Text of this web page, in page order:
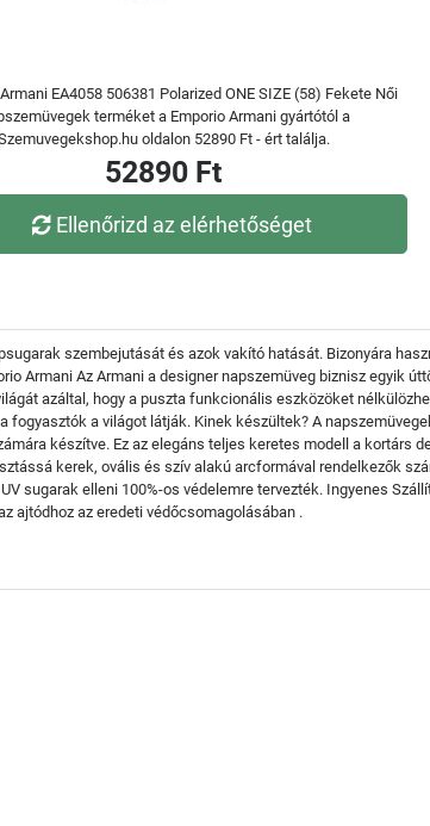
EA4058 506381 Polarized ONE SIZE (58) Fekete Női
terméket a Emporio Armani gyártótól a
oldalon 52890 Ft - ért találja.
52890 Ft
Ellenőrizd az elérhetőséget
szembejutását és azok vakító hatását. Bizonyára
Armani Az Armani a designer napszemüveg biznisz egyik
azáltal, hogy a puszta funkcionális eszközöket
a világot látják. Kinek készültek? A
készítve. Ez az elegáns teljes keretes modell a kortárs
kerek, ovális és szív alakú arcformával rendelkezők
sugarak elleni 100%-os védelemre tervezték. Ingyenes
ajtódhoz az eredeti védőcsomagolásában .